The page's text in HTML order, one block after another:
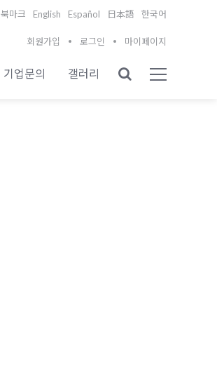
북마크 English Español 日本語 한국어
회원가입 로그인 마이페이지
기업문의 갤러리